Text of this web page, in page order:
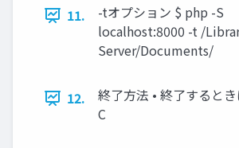
11.
-tオプション $ php -S
localhost:8000 -t /
Server/Documents/
12.
終了方法 • 終了すると
C